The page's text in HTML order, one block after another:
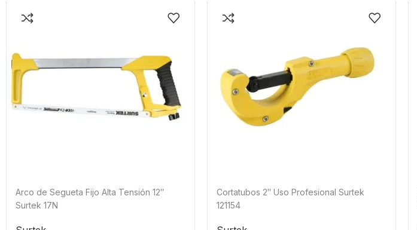
Arco de Segueta Fijo Alta Tensión 12″
Surtek 17N
Cortatubos 2″ Uso Profesional Surtek
121154